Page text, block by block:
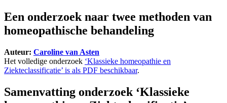
Een onderzoek naar twee methoden van
homeopathische behandeling
Auteur: Caroline van Asten
Het volledige onderzoek ‘Klassieke homeopathie en
Ziekteclassificatie’ is als PDF beschikbaar.
Samenvatting onderzoek ‘Klassieke